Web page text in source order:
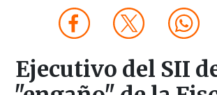
Ejecutivo del SII